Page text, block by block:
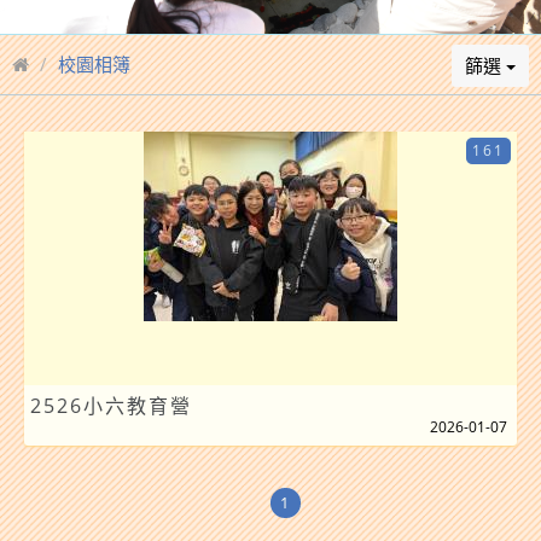
校園相簿 篩選
2526小六教育營
161
2026-01-07
1